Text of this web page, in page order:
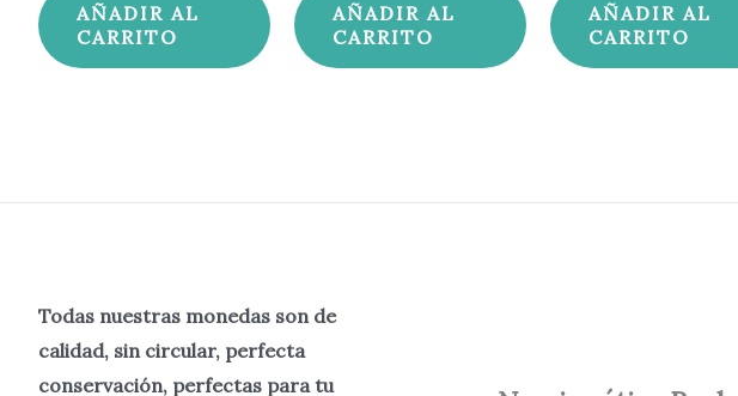
AÑADIR AL
CARRITO
AÑADIR AL
CARRITO
AÑADIR AL
CARRITO
Todas nuestras monedas son de
calidad, sin circular, perfecta
conservación, perfectas para tu